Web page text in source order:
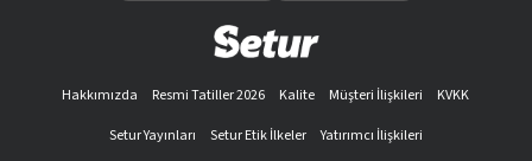
Hakkımızda Resmi Tatiller 2026 Kalite Müşteri İlişkileri
KVKK
Setur Yayınları
Setur Etik İlkeler
Yatırımcı İlişkileri